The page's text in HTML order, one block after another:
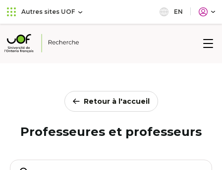
Aller
au
principal
Passer
au
Autres sites UOF EN
Université
Retour à l'accueil
Professeures et professeurs
Search